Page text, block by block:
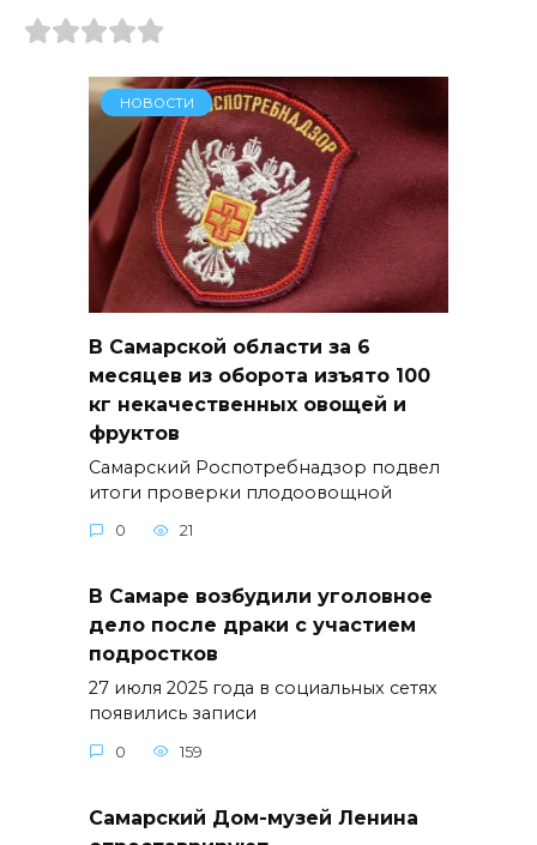
НОВОСТИ
В Самарской области за 6
месяцев из оборота изъято 100
кг некачественных овощей и
фруктов
Самарский Роспотребнадзор подвел
итоги проверки плодоовощной
0 21
В Самаре возбудили уголовное
дело после драки с участием
подростков
27 июля 2025 года в социальных сетях
появились записи
0 159
Самарский Дом-музей Ленина